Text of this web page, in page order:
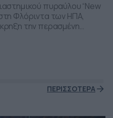
πυραύλου “New
Φλόριντα των ΗΠΑ,
την περασμένη
ΠΕΡΙΣΣΟΤΕΡΑ